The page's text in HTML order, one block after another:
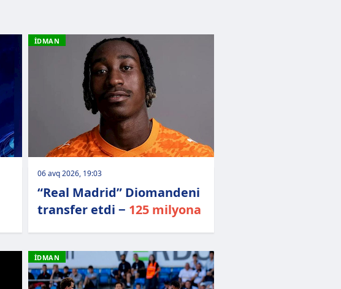
İDMAN
06 avq 2026, 19:03
“Real Madrid” Diomandeni
transfer etdi − 125 milyona
İDMAN